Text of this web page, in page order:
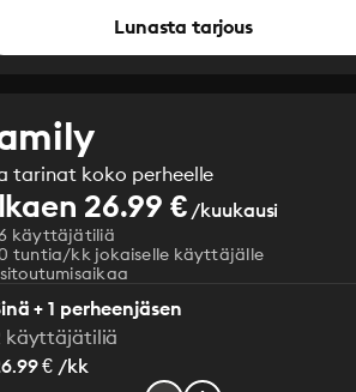
Lunasta tarjous
tarinat koko perheelle
26.99 €/kuukausi
käyttäjätiliä
tuntia/kk jokaiselle käyttäjälle
sitoutumisaikaa
+ 1 perheenjäsen
käyttäjätiliä
€ /kk